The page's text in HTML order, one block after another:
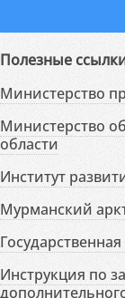
Полезные
Министерство
Министерство
области
Институт
Мурманский
Инструкция по